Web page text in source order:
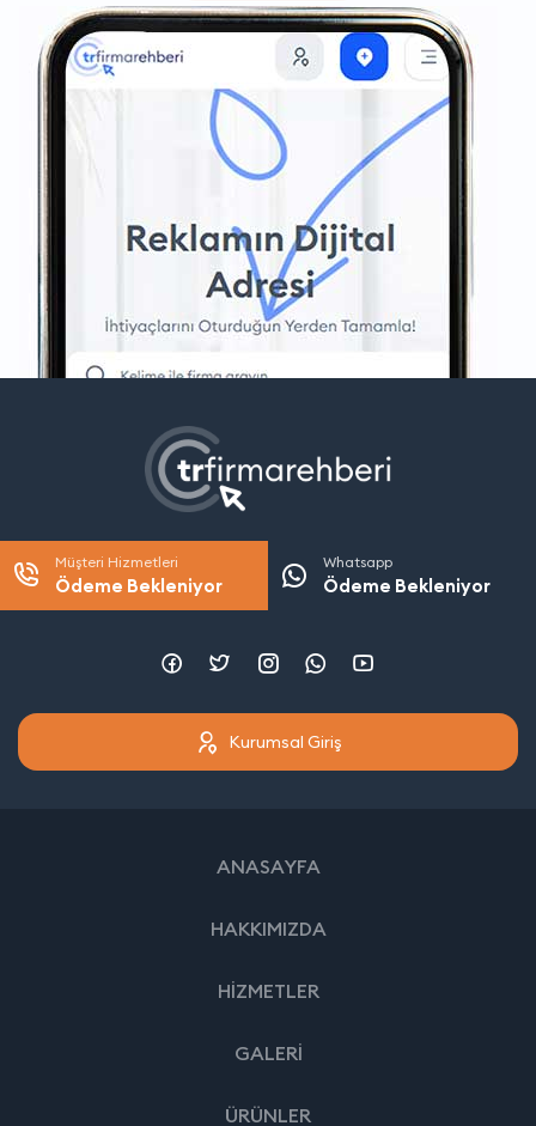
Müşteri Hizmetleri
Ödeme Bekleniyor
Whatsapp
Ödeme Bekleniyor
Kurumsal Giriş
ANASAYFA
HAKKIMIZDA
HİZMETLER
GALERİ
ÜRÜNLER